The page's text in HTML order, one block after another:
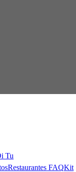
Tu
Restaurantes FAQKit